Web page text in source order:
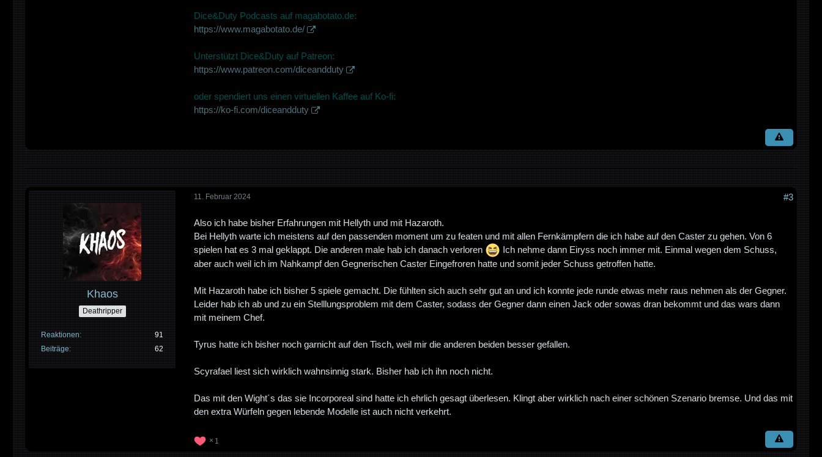
Dice&Duty Podcasts auf magabotato.de:
https://www.magabotato.de/
Unterstützt Dice&Duty auf Patreon:
https://www.patreon.com/diceandduty
oder spendiert uns einen virtuellen Kaffee auf Ko-fi:
https://ko-fi.com/diceandduty
Khaos
Deathripper
Reaktionen
91
Beiträge
62
11. Februar 2024 #3
Also ich habe bisher Erfahrungen mit Hellyth und mit Hazaroth.
Bei Hellyth warte ich meistens auf den passenden moment um zu featen und mit allen Fernkämpfern die ich habe auf den Caster zu gehen. Von 6
spielen hat es 3 mal geklappt. Die anderen male hab ich danach verloren
Ich nehme dann Eiryss noch immer mit. Einmal wegen dem Schuss,
aber auch weil ich im Nahkampf den Gegnerischen Caster Eingefroren hatte und somit jeder Schuss getroffen hatte.
Mit Hazaroth habe ich bisher 5 spiele gemacht. Die fühlten sich auch sehr gut an und ich konnte jede runde etwas mehr raus nehmen als der Gegner.
Leider hab ich ab und zu ein Stelllungsproblem mit dem Caster, sodass der Gegner dann einen Jack oder sowas dran bekommt und das wars dann
mit meinem Chef.
Tyrus hatte ich bisher noch garnicht auf den Tisch, weil mir die anderen beiden besser gefallen.
Scyrafael liest sich wirklich wahnsinnig stark. Bisher hab ich ihn noch nicht.
Das mit den Wight´s das sie Incorporeal sind hatte ich ehrlich gesagt überlesen. Klingt aber wirklich nach einer schönen Szenario bremse. Und das mit
den extra Würfeln gegen lebende Modelle ist auch nicht verkehrt.
1